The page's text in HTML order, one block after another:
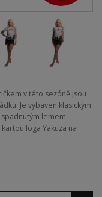
v této sezóně jsou
Je vybaven klasickým
lemem.
loga Yakuza na